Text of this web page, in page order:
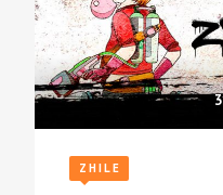
ZHILE